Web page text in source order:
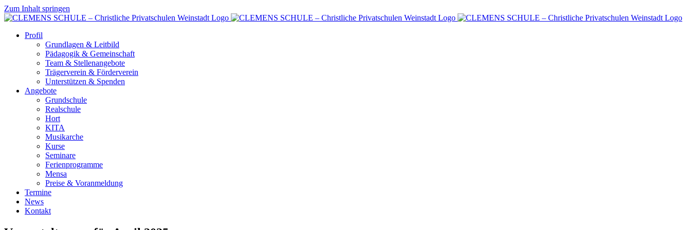
Zum Inhalt springen
Profil
Grundlagen & Leitbild
Pädagogik & Gemeinschaft
Team & Stellenangebote
Trägerverein & Förderverein
Unterstützen & Spenden
Angebote
Grundschule
Realschule
Hort
KITA
Musikarche
Kurse
Seminare
Ferienprogramme
Mensa
Preise & Voranmeldung
Termine
News
Kontakt